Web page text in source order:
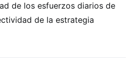
de los esfuerzos diarios de
de la estrategia